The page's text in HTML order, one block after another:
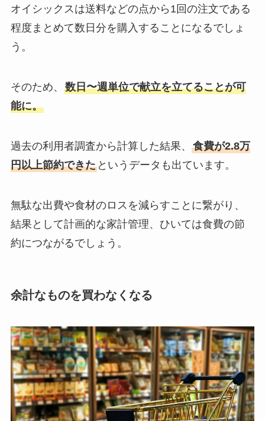
オイシックスは送料などの点から1回の注文である
程度まとめて数日分を購入することになるでしょ
う。
そのため、 数日〜週単位で献立を立てることが可
能に。
過去の利用者調査から計算した結果、 食費が2.8万
円以上節約できたというデータも出ています。
無駄な出費や食材のロスを減らすことに繋がり、
結果として計画的な家計管理、ひいては食費の節
約につながるでしょう。
余計なものを買わなくなる